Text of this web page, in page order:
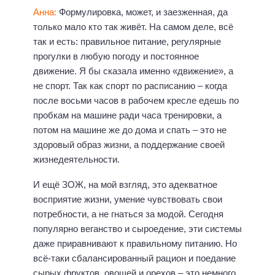
Анна: Формулировка, может, и заезженная, да
только мало кто так живёт. На самом деле, всё
так и есть: правильное питание, регулярные
прогулки в любую погоду и постоянное
движение. Я бы сказала именно «движение», а
не спорт. Так как спорт по расписанию – когда
после восьми часов в рабочем кресле едешь по
пробкам на машине ради часа тренировки, а
потом на машине же до дома и спать – это не
здоровый образ жизни, а поддержание своей
жизнедеятельности.
И ещё ЗОЖ, на мой взгляд, это адекватное
восприятие жизни, умение чувствовать свои
потребности, а не гнаться за модой. Сегодня
популярно веганство и сыроедение, эти системы
даже приравнивают к правильному питанию. Но
всё-таки сбалансированный рацион и поедание
сырых фруктов, овощей и орехов – это немного